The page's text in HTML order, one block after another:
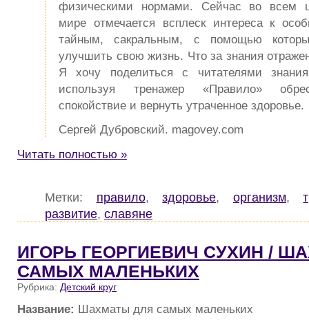
физическими нормами. Сейчас во всем
мире отмечается всплеск интереса к
тайным, сакральным, с помощью
улучшить свою жизнь. Что за знания
Я хочу поделиться с читателями
используя тренажер «Правило»
спокойствие и вернуть утраченное здоровье.
Сергей Дубровский. magovey.com
Читать полностью »
Метки: правило,здоровье, организм,
развитие, славяне
ИГОРЬ ГЕОРГИЕВИЧ СУХИН /
САМЫХ МАЛЕНЬКИХ
Рубрика: Детский круг
Название: Шахматы для самых маленьких